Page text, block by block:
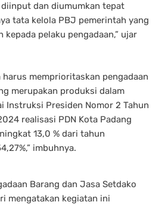
dan diumumkan tepat
tata kelola PBJ pemerintah yang
kepada pelaku pengadaan,” ujar
harus memprioritaskan pengadaan
merupakan produksi dalam
Instruksi Presiden Nomor 2 Tahun
realisasi PDN Kota Padang
13,0 % dari tahun
imbuhnya.
Barang dan Jasa Setdako
mengatakan kegiatan ini